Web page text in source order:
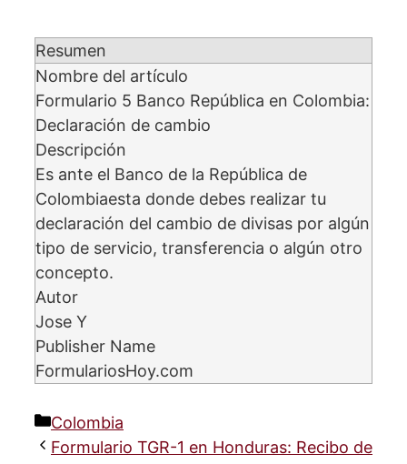
Resumen
Nombre del artículo
Formulario 5 Banco República en Colombia:
Declaración de cambio
Descripción
Es ante el Banco de la República de
Colombiaesta donde debes realizar tu
declaración del cambio de divisas por algún
tipo de servicio, transferencia o algún otro
concepto.
Autor
Jose Y
Publisher Name
FormulariosHoy.com
Categorías
Colombia
Formulario TGR-1 en Honduras: Recibo de